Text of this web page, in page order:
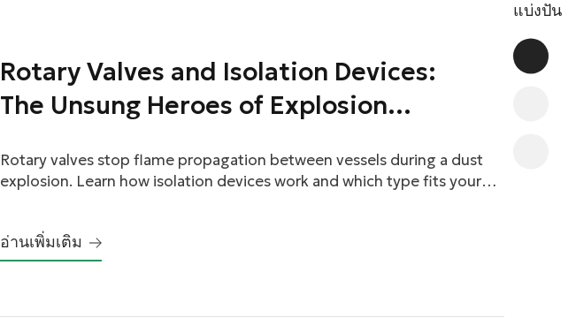
แบ่งปัน
facebook
Rotary Valves and Isolation Devices:
The Unsung Heroes of Explosion
Rotary valves stop flame propagation between vessels during a dust
explosion. Learn how isolation devices work and which type fits your
อ่านเพิ่มเติม